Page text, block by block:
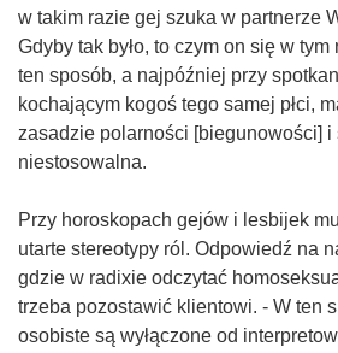
w takim razie gej szuka w partnerze
Gdyby tak było, to czym on się w
ten sposób, a najpóźniej przy
kochającym kogoś tego samej płci,
zasadzie polarności [biegunowości] i
niestosowalna.
Przy horoskopach gejów i lesbijek
utarte stereotypy ról. Odpowiedź na
gdzie w radixie odczytać
trzeba pozostawić klientowi. - W ten
osobiste są wyłączone od